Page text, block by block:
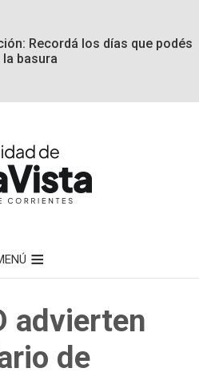
Recordá los días que podés
basura
advierten
de